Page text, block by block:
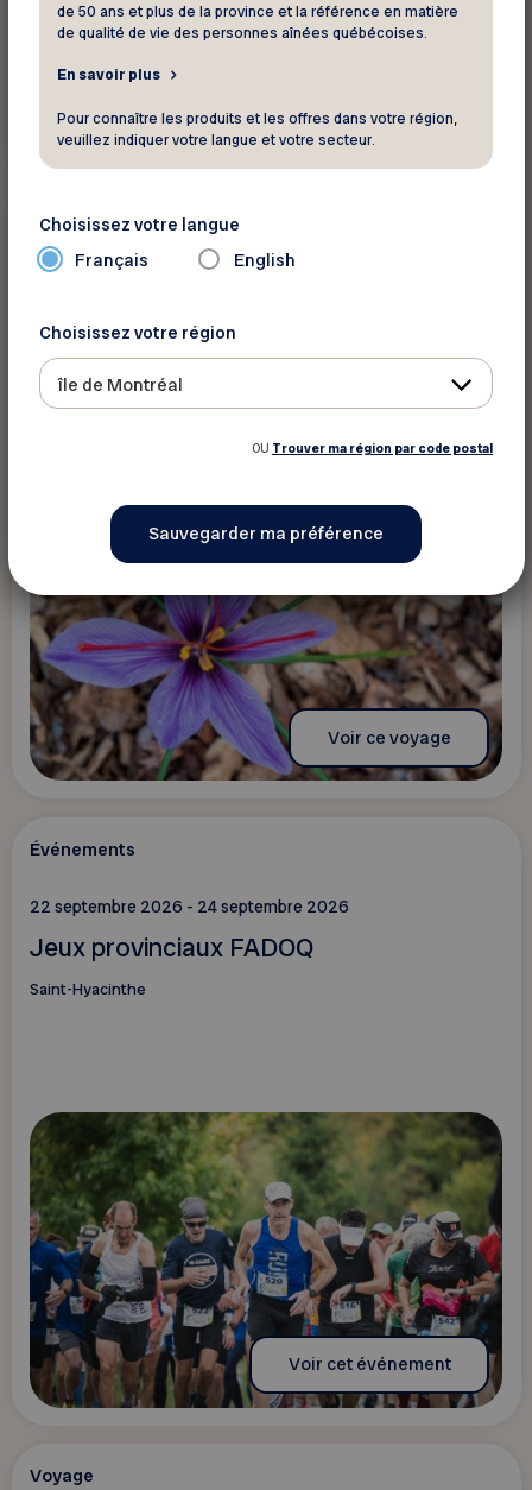
Voir ce voyage
Voyage
À la découverte du Safran – Charlevoix
(2 jours)
île de Montréal
Voir ce voyage
Événements
22 septembre 2026 - 24 septembre 2026
Jeux provinciaux FADOQ
Saint-Hyacinthe
Voir cet événement
Voyage
de 50 ans et plus de la province et la référence en matière
de qualité de vie des personnes aînées québécoises.
En savoir plus
Pour connaître les produits et les offres dans votre région,
veuillez indiquer votre langue et votre secteur.
Choisissez votre langue
Français English
Choisissez votre région
île de Montréal
OU Trouver ma région par code postal